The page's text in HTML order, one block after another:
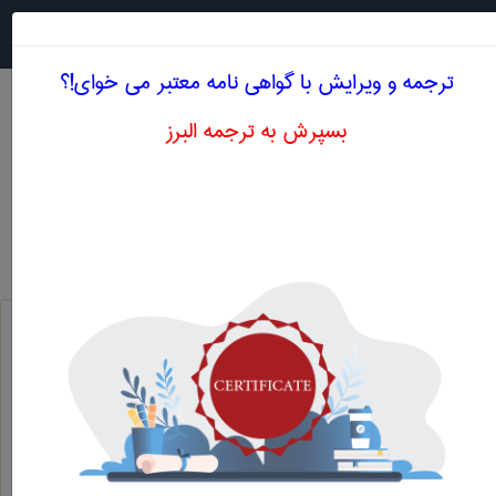
اصطلاحات تخصصی انگلیسی نانوفناوری
Al-Sun-Gr
ترجمه و ویرایش با گواهی نامه معتبر می خوای!؟
بسپرش به ترجمه البرز